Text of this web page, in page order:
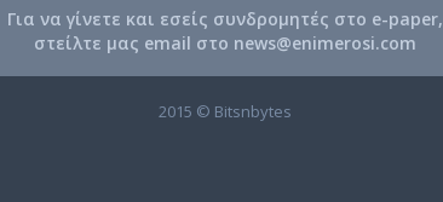
Για να γίνετε και εσείς συνδρομητές στο e-paper,
στείλτε μας email στο news@enimerosi.com
2015 © Bitsnbytes